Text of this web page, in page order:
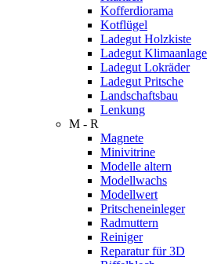
Kofferdiorama
Kotflügel
Ladegut Holzkiste
Ladegut Klimaanlage
Ladegut Lokräder
Ladegut Pritsche
Landschaftsbau
Lenkung
M - R
Magnete
Minivitrine
Modelle altern
Modellwachs
Modellwert
Pritscheneinleger
Radmuttern
Reiniger
Reparatur für 3D